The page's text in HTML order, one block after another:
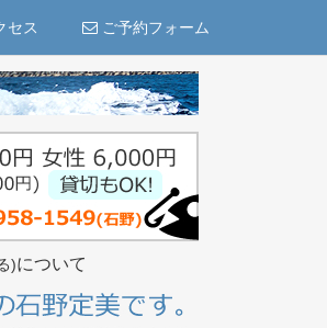
セス ご予約フォーム
)について